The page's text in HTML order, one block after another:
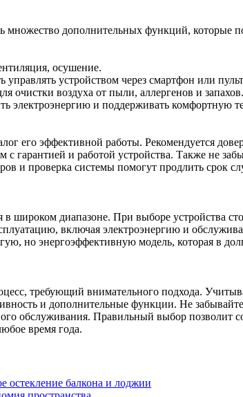
множество дополнительных функций, которые
осушение.
устройством через смартфон или
очистки воздуха от пыли, аллергенов и запахов.
электроэнергию и поддерживать комфортную
его эффективной работы. Рекомендуется
гарантией и работой устройства. Также не
и проверка системы помогут продлить срок
широком диапазоне. При выборе устройства
включая электроэнергию и
но энергоэффективную модель, которая в
требующий внимательного подхода.
и дополнительные функции. Не
обслуживания. Правильный выбор позволит
время года.
остекление балкона и лоджии